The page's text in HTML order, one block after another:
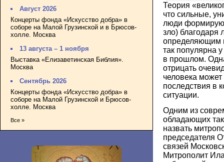
Август 2026
Концерты фонда «Искусство добра» в
соборе на Малой Грузинской и в Брюсов-
холле. Москва
13 августа – 1 ноября
Выставка «Елизаветинская Библия».
Москва
Сентябрь 2026
Концерты фонда «Искусство добра» в
соборе на Малой Грузинской и Брюсов-
холле. Москва
Все »
Теория
что сильные,
люди
зло) благодаря
определяющим
так популярна
в прошлом.
отрицать
человека
последствия в
ситуации.
Одним из
обладающих
назвать
председателя
связей
Митрополит